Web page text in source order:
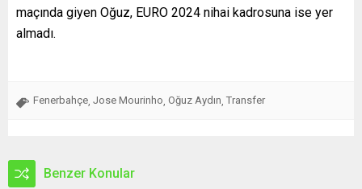
maçında giyen Oğuz, EURO 2024 nihai kadrosuna ise yer
almadı.
Fenerbahçe Jose Mourinho Oğuz Aydın Transfer
Benzer Konular